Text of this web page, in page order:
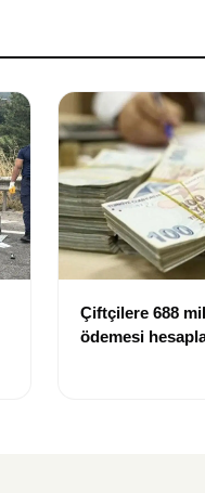
Çiftçilere 688
ödemesi